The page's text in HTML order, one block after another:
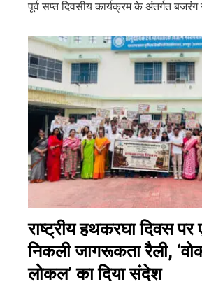
पूर्व सप्त दिवसीय कार्यक्रम के अंतर्गत
राष्ट्रीय हथकरघा दिवस पर
निकली जागरूकता रैली,
लोकल’ का दिया संदेश